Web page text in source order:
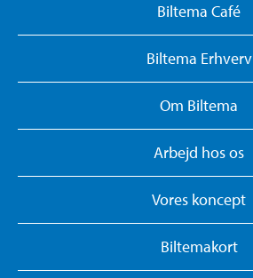
Biltema Café
Biltema Erhverv
Om Biltema
Arbejd hos os
Vores koncept
Biltemakort